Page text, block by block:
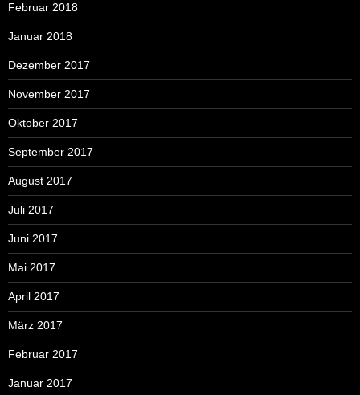
Februar 2018
Januar 2018
Dezember 2017
November 2017
Oktober 2017
September 2017
August 2017
Juli 2017
Juni 2017
Mai 2017
April 2017
März 2017
Februar 2017
Januar 2017